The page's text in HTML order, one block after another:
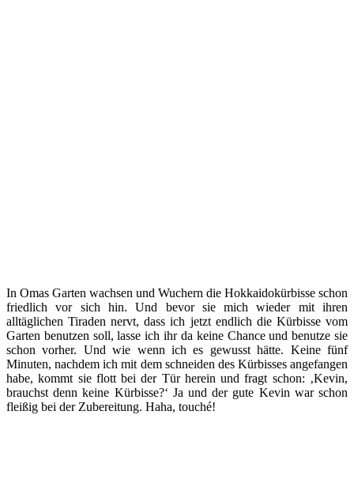
In Omas Garten wachsen und Wuchern die Hokkaidokürbisse schon
friedlich vor sich hin. Und bevor sie mich wieder mit ihren
alltäglichen Tiraden nervt, dass ich jetzt endlich die Kürbisse vom
Garten benutzen soll, lasse ich ihr da keine Chance und benutze sie
schon vorher. Und wie wenn ich es gewusst hätte. Keine fünf
Minuten, nachdem ich mit dem schneiden des Kürbisses angefangen
habe, kommt sie flott bei der Tür herein und fragt schon: ‚Kevin,
brauchst denn keine Kürbisse?‘ Ja und der gute Kevin war schon
fleißig bei der Zubereitung. Haha, touché!